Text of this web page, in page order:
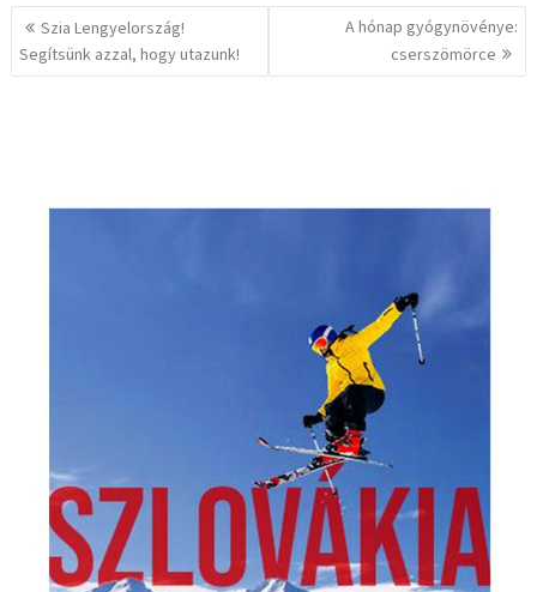
Bejegyzés
navigáció
Szia Lengyelország!
Segítsünk azzal, hogy utazunk!
A hónap gyógynövénye:
cserszömörce